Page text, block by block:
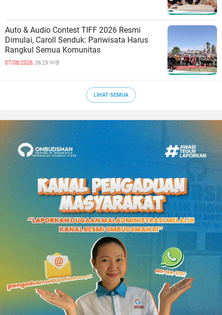
Auto & Audio Contest TIFF 2026 Resmi
Dimulai, Caroll Senduk: Pariwisata Harus
Rangkul Semua Komunitas
07/08/2026, 06:29 WIB
LIHAT SEMUA